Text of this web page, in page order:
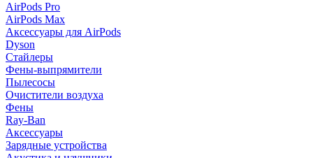
AirPods Pro
AirPods Max
Аксессуары для AirPods
Dyson
Стайлеры
Фены-выпрямители
Пылесосы
Очистители воздуха
Фены
Ray-Ban
Аксессуары
Зарядные устройства